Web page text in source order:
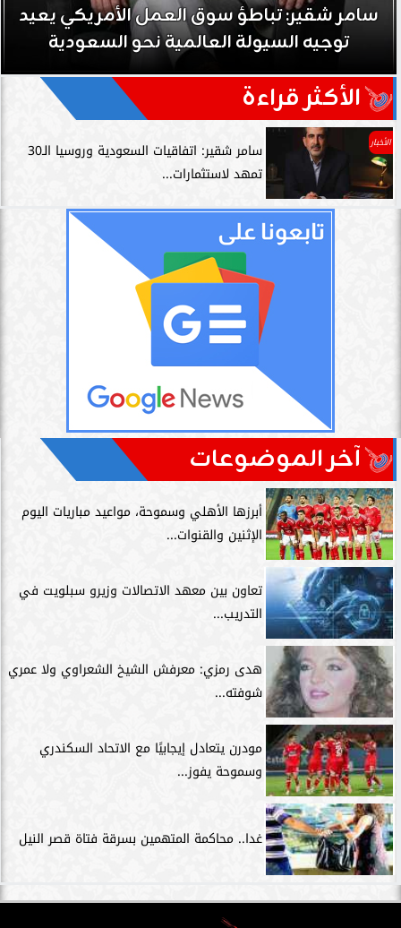
سامر شقير: تباطؤ سوق العمل الأمريكي يعيد
توجيه السيولة العالمية نحو السعودية
الأكثر قراءة
الأخبار
سامر شقير: اتفاقيات السعودية وروسيا الـ30
تمهد لاستثمارات...
آخر الموضوعات
أبرزها الأهلي وسموحة، مواعيد مباريات اليوم
الإثنين والقنوات...
تعاون بين معهد الاتصالات وزيرو سبلويت في
التدريب...
هدى رمزي: معرفش الشيخ الشعراوي ولا عمري
شوفته...
مودرن يتعادل إيجابيًا مع الاتحاد السكندري
وسموحة يفوز...
غدا.. محاكمة المتهمين بسرقة فتاة قصر النيل